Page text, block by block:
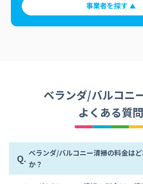
事業者を探す
ベランダ/バルコニ
よくある質問
Q. ベランダ/バルコニー清掃の料金は
か？